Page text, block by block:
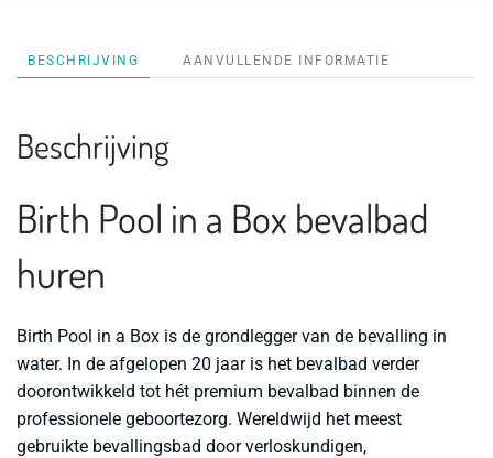
BESCHRIJVING AANVULLENDE INFORMATIE
Beschrijving
Birth Pool in a Box bevalbad
huren
Birth Pool in a Box is de grondlegger van de bevalling in
water. In de afgelopen 20 jaar is het bevalbad verder
doorontwikkeld tot hét premium bevalbad binnen de
professionele geboortezorg. Wereldwijd het meest
gebruikte bevallingsbad door verloskundigen,